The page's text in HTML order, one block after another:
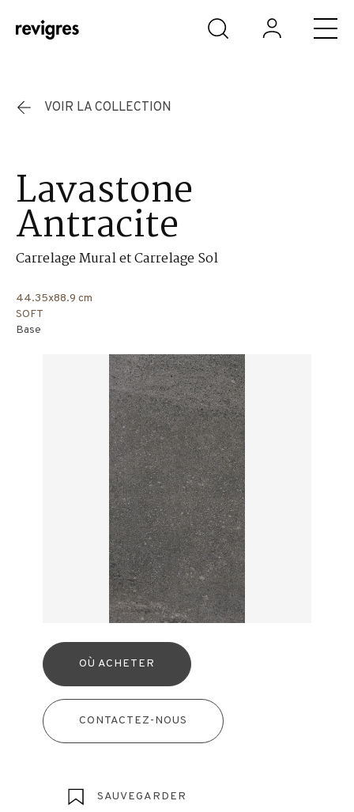
Aller au contenu principal
VOIR LA COLLECTION
Lavastone
Antracite
Carrelage Mural et Carrelage Sol
44.35x88.9 cm
SOFT
Base
OÙ ACHETER
CONTACTEZ-NOUS
SAUVEGARDER